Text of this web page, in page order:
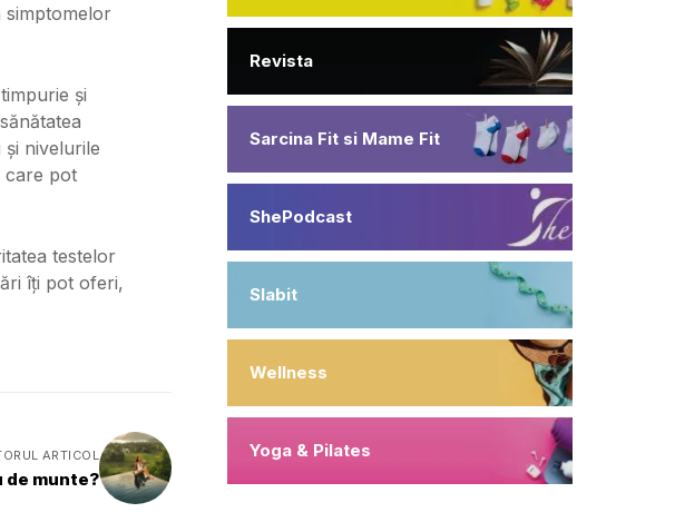
simptomelor
și
nivelurile
care pot
testelor
îți pot oferi,
ARTICOL
de munte?
Revista
Sarcina Fit si Mame Fit
ShePodcast
Slabit
Wellness
Yoga & Pilates